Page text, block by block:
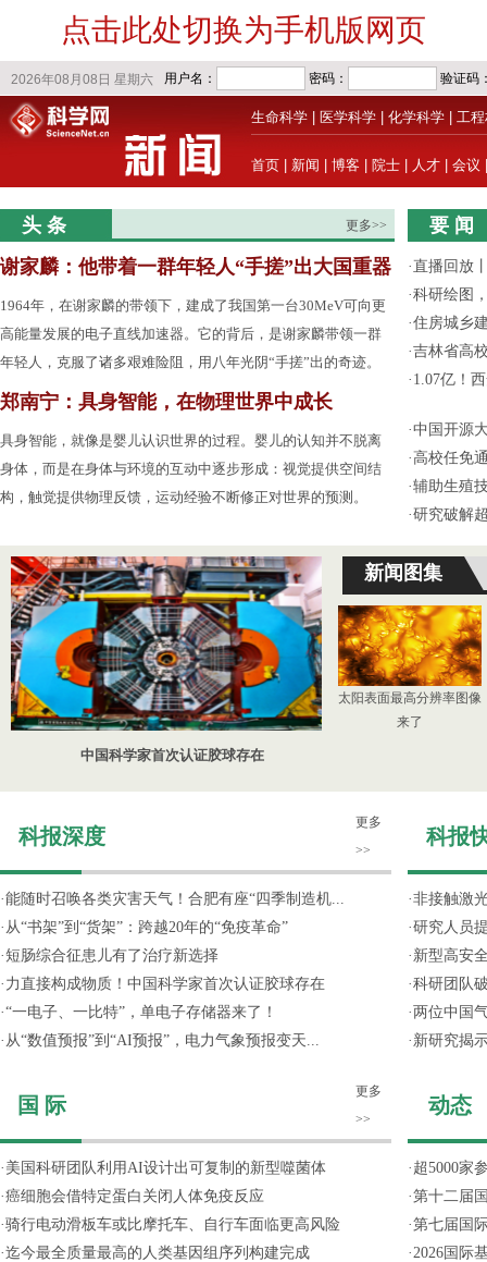
点击此处切换为手机版网页
生命科学 医学科学 化学科学 工
首页 新闻 博客 院士 人才 会议
头 条 更多>>
谢家麟：他带着一群年轻人“手搓”出大国重器
1964年，在谢家麟的带领下，建成了我国第一台30MeV可向更
高能量发展的电子直线加速器。它的背后，是谢家麟带领一群
年轻人，克服了诸多艰难险阻，用八年光阴“手搓”出的奇迹。
郑南宁：具身智能，在物理世界中成长
具身智能，就像是婴儿认识世界的过程。婴儿的认知并不脱离
身体，而是在身体与环境的互动中逐步形成：视觉提供空间结
构，触觉提供物理反馈，运动经验不断修正对世界的预测。
要 闻
·直播回放
·科研绘图
·住房城乡
·吉林省高
· 1.07亿！
·中国开源
· 高校任免
·辅助生殖
·研究破解
中国科学家首次认证胶球存在
新闻图集
太阳表面最高分辨率图像
来了
科报深度
更多
>>
·能随时召唤各类灾害天气！合肥有座“四季制造机...
· 从“书架”到“货架”：跨越20年的“免疫革命”
· 短肠综合征患儿有了治疗新选择
· 力直接构成物质！中国科学家首次认证胶球存在
·“一电子、一比特”，单电子存储器来了！
· 从“数值预报”到“AI预报”，电力气象预报变天...
国 际
更多
>>
· 美国科研团队利用AI设计出可复制的新型噬菌体
·癌细胞会借特定蛋白关闭人体免疫反应
·骑行电动滑板车或比摩托车、自行车面临更高风险
·迄今最全质量最高的人类基因组序列构建完成
科报
·非接触激
·研究人员
· 新型高安
·科研团队
· 两位中国
· 新研究揭
动态
· 超5000家
·第十二届
·第七届国
·2026国际